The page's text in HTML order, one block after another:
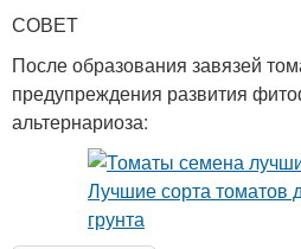
СОВЕТ
После образования завязей
предупреждения развития
альтернариоза: